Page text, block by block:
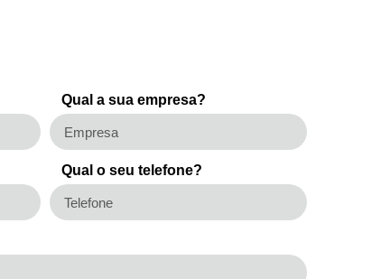
Qual a sua empresa?
Qual o seu telefone?